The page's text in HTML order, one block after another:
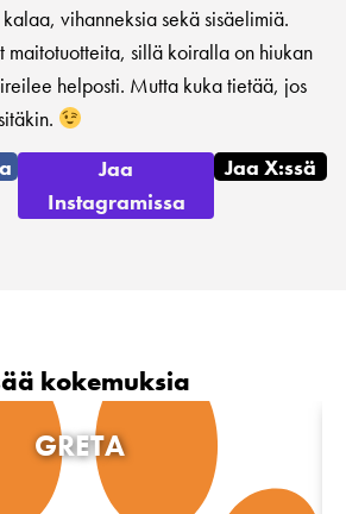
vihanneksia sekä sisäelimiä.
sillä koiralla on hiukan
helposti. Mutta kuka tietää, jos
Jaa
Instagramissa
Jaa X:ssä
kokemuksia
GRETA